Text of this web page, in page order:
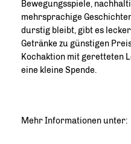
Bewegungsspiele,
mehrsprachige
durstig bleibt, gibt es
Getränke zu günstigen
Kochaktion mit geretteten
eine kleine Spende.
Mehr Informationen unter: